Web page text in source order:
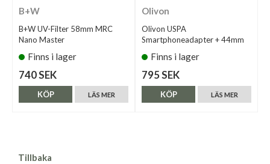
B+W
B+W UV-Filter 58mm MRC
Nano Master
Finns i lager
740 SEK
LÄS MER
KÖP
Olivon
Olivon USPA
Smartphoneadapter + 44mm
Finns i lager
795 SEK
LÄS MER
KÖP
Tillbaka